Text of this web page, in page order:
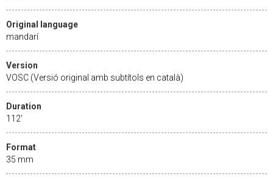
Original language
mandarí
Version
VOSC (Versió original amb subtítols en català)
Duration
112'
Format
35 mm